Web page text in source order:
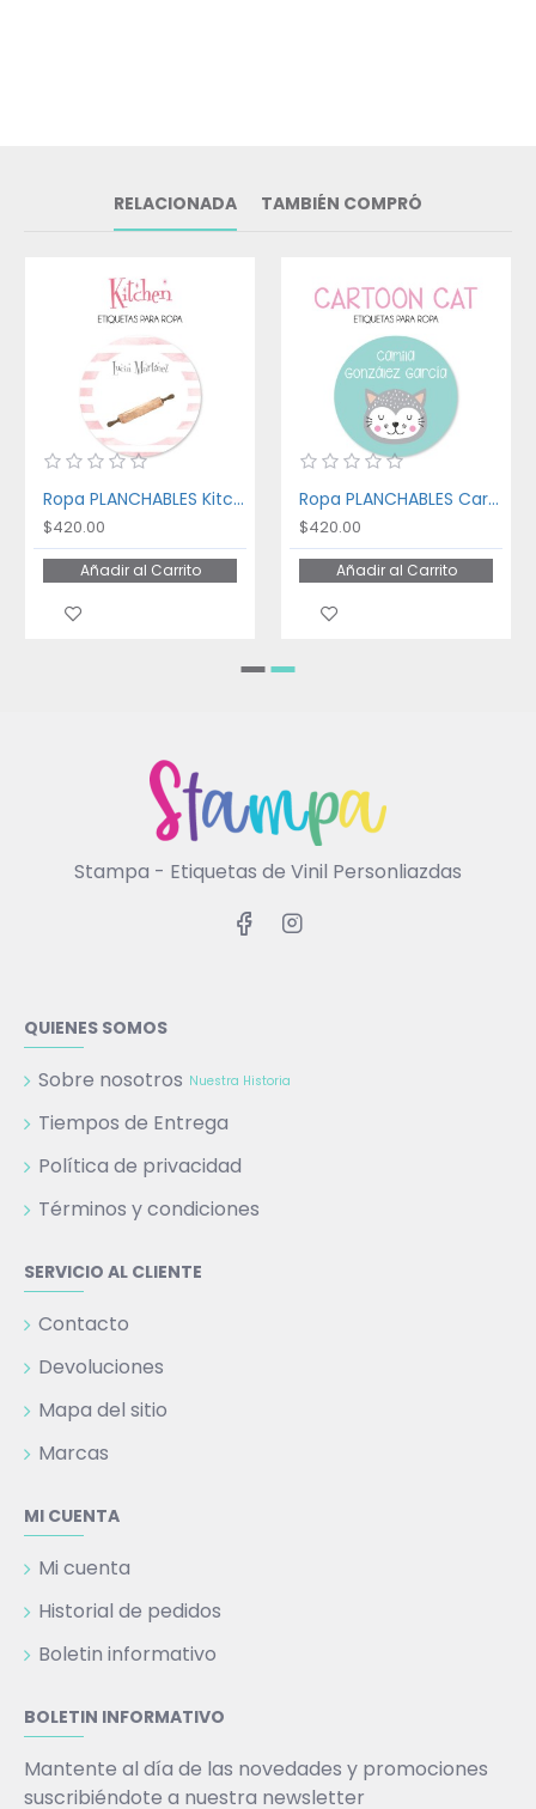
RELACIONADA TAMBIÉN COMPRÓ
Ropa PLANCHABLES Kitchen
$420.00
Añadir al Carrito
Ropa PLANCHABLES Cartoon Cat
$420.00
Añadir al Carrito
Stampa - Etiquetas de Vinil Personliazdas
QUIENES SOMOS
Sobre nosotros Nuestra Historia
Tiempos de Entrega
Política de privacidad
Términos y condiciones
SERVICIO AL CLIENTE
Contacto
Devoluciones
Mapa del sitio
Marcas
MI CUENTA
Mi cuenta
Historial de pedidos
Boletin informativo
BOLETIN INFORMATIVO
Mantente al día de las novedades y promociones
suscribiéndote a nuestra newsletter